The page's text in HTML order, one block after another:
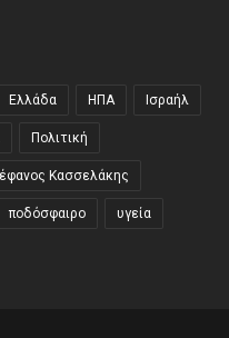
Ελλάδα ΗΠΑ Ισραήλ
Πολιτική
Κασσελάκης
ποδόσφαιρο υγεία